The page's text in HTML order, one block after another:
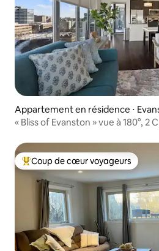
Appartement en résidence ⋅
« Bliss of Evanston » vue à 180°, 2
Coups de cœur voyageurs les plus
Coup de cœur voyageurs